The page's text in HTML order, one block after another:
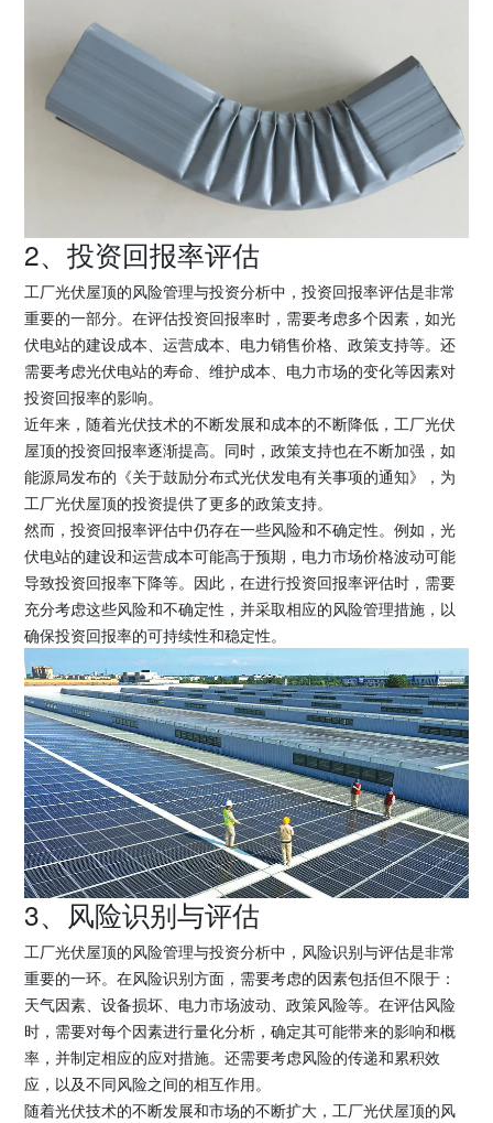
2、投资回报率评估
工厂光伏屋顶的风险管理与投资分析中，投资回报率评估是非常
重要的一部分。在评估投资回报率时，需要考虑多个因素，如光
伏电站的建设成本、运营成本、电力销售价格、政策支持等。还
需要考虑光伏电站的寿命、维护成本、电力市场的变化等因素对
投资回报率的影响。
近年来，随着光伏技术的不断发展和成本的不断降低，工厂光伏
屋顶的投资回报率逐渐提高。同时，政策支持也在不断加强，如
能源局发布的《关于鼓励分布式光伏发电有关事项的通知》，为
工厂光伏屋顶的投资提供了更多的政策支持。
然而，投资回报率评估中仍存在一些风险和不确定性。例如，光
伏电站的建设和运营成本可能高于预期，电力市场价格波动可能
导致投资回报率下降等。因此，在进行投资回报率评估时，需要
充分考虑这些风险和不确定性，并采取相应的风险管理措施，以
确保投资回报率的可持续性和稳定性。
3、风险识别与评估
工厂光伏屋顶的风险管理与投资分析中，风险识别与评估是非常
重要的一环。在风险识别方面，需要考虑的因素包括但不限于：
天气因素、设备损坏、电力市场波动、政策风险等。在评估风险
时，需要对每个因素进行量化分析，确定其可能带来的影响和概
率，并制定相应的应对措施。还需要考虑风险的传递和累积效
应，以及不同风险之间的相互作用。
随着光伏技术的不断发展和市场的不断扩大，工厂光伏屋顶的风